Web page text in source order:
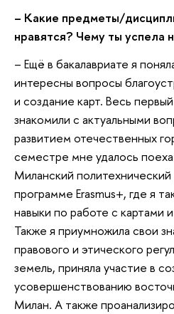
– Какие предметы/
нравятся? Чему ты успела
– Ещё в бакалавриате я
интересны вопросы
и создание карт. Весь
знакомили с актуальными
развитием отечественных
семестре мне удалось
Миланский
программе Erasmus+, где я
навыки по работе с картами
Также я приумножила свои
правового и этического
земель, приняла участие в
усовершенствованию
Милан. А также